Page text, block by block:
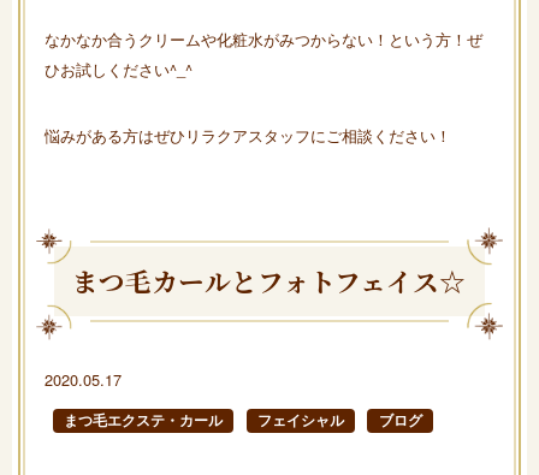
なかなか合うクリームや化粧水がみつからない！という方！ぜ
ひお試しください^_^
悩みがある方はぜひリラクアスタッフにご相談ください！
まつ毛カールとフォトフェイス☆
2020.05.17
まつ毛エクステ・カール フェイシャル ブログ